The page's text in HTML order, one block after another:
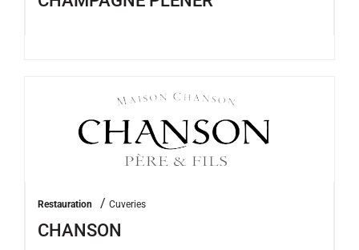
Restauration / Cuveries
CHANSON